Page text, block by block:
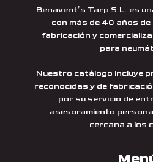
Benavent’s Tarp S.L. es
con más de 40 años de
fabricación y
para
Nuestro catálogo incluye
reconocidas y de
por su servicio de
asesoramiento
cercana a los